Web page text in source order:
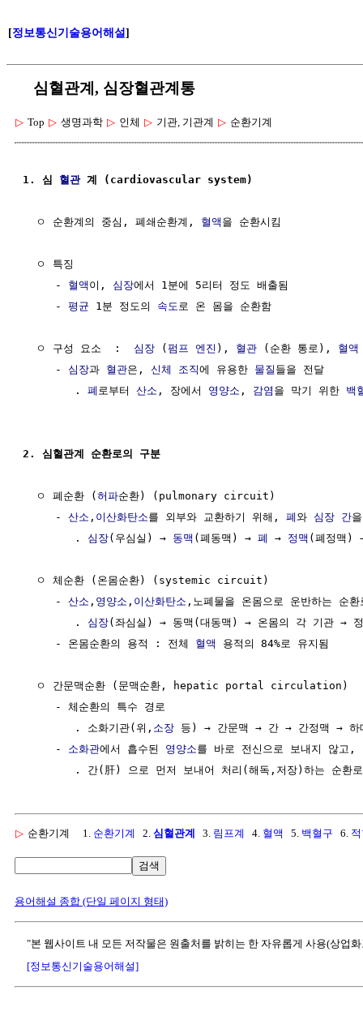
[정보통신기술용어해설]
심혈관계, 심장혈관계통
▷ Top ▷ 생명과학 ▷ 인체 ▷ 기관, 기관계 ▷ 순환기계
1. 심 혈관 계 (cardiovascular system)
  ㅇ 순환계의 중심, 폐쇄순환계,
혈액 을 순환시킴
  ㅇ 특징
     -
혈액 이, 심장에서 1분에 5리터 정도 배출됨
     -
평균 1분 정도의 속도 로 온 몸을 순환함
  ㅇ 구성 요소  :
심장 (펌프 엔진 ), 혈관 (순환 통로), 혈액
     -
심장과 혈관은, 신체 조직에 유용한 물질 들을 전달
        .
폐 로부터 산소 , 장에서 영양소 , 감염 을 막기 위한 백
2. 심혈관계 순환로의 구분
  ㅇ 폐순환 (
허파순환) (pulmonary circuit)
     -
산소 , 이산화탄소를 외부와 교환하기 위해, 폐와 심장 간
        .
심장(우심실) → 동맥 (폐동맥) → 폐 → 정맥 (폐정맥
  ㅇ 체순환 (온몸순환) (systemic circuit)
     -
산소 , 영양소 , 이산화탄소 ,노폐물을 온몸으로 운반하는 순환
        .
심장(좌심실) → 동맥(대동맥) → 온몸의 각 기관 →
     - 온몸순환의 용적 : 전체
혈액 용적의 84%로 유지됨
  ㅇ 간문맥순환 (문맥순환, hepatic portal circulation)
     - 체순환의 특수 경로
        . 소화기관(위,
소장 등) → 간문맥 → 간 → 간정맥 → 하
     -
소화관에서 흡수된 영양소를 바로 전신으로 보내지 않고,
▷ 순환기계 1. 순환기계 2. 심혈관계 3. 림프계 4. 혈액 5. 백혈구 6.
검색
용어해설 종합 (단일 페이지 형태)
"본 웹사이트 내 모든 저작물은 원출처를 밝히는 한 자유롭게 사용(상업
[정보통신기술용어해설]